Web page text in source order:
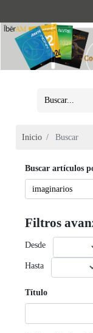
Inicio Buscar
Buscar artículos
Filtros
Desde
Hasta
Título